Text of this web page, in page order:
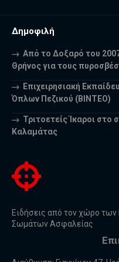
Δημοφιλή
Από το Δοξαρό του
Θρήνος για τους
Επιχειρησιακή
Όπλων Πεζικού (ΒΙΝΤΕΟ)
Τριτοετείς Ίκαροι στο
Καλαμάτας
Ειδήσεις από τον χώρο
Σωμάτων Ασφαλείας